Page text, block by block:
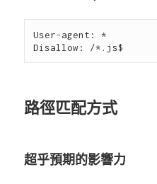
User-agent: *
路徑匹配方式
超乎預期的影響力